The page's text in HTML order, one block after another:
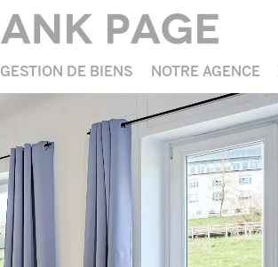
GESTION DE BIENS NOTRE AGENCE